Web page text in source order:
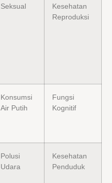
Seksual
Kesehatan
Reproduksi
Konsumsi
Air Putih
Fungsi
Kognitif
Polusi
Udara
Kesehatan
Penduduk